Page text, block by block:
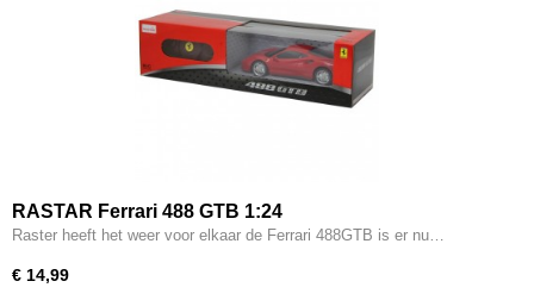
RASTAR Ferrari 488 GTB 1:24
Raster heeft het weer voor elkaar de Ferrari 488GTB is er nu…
€ 14,99